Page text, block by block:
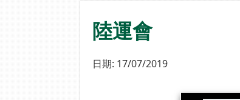
陸運會
日期: 17/07/2019